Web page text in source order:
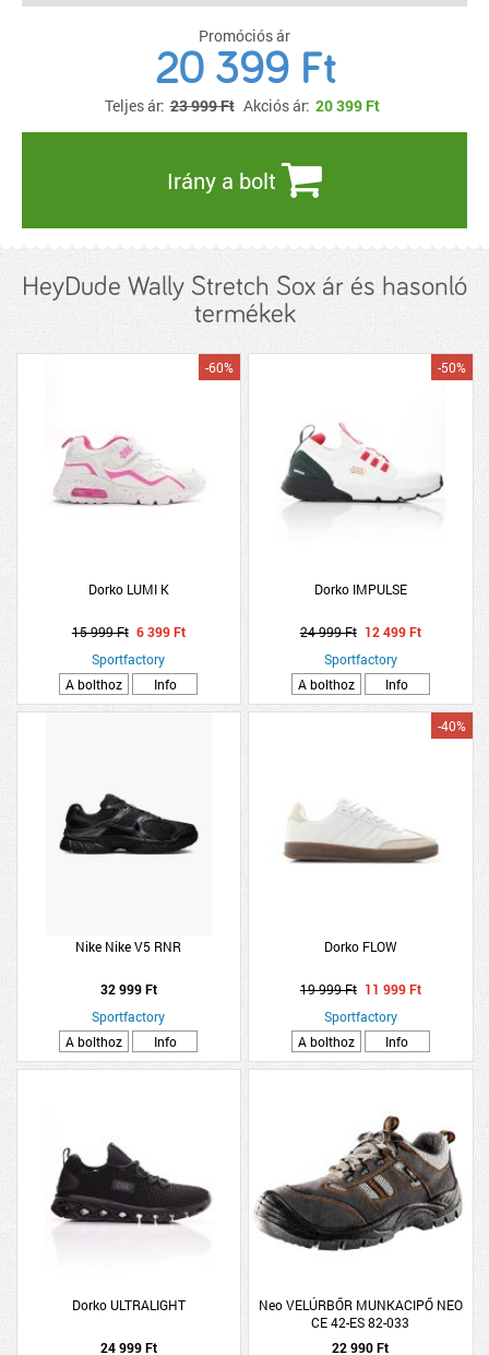
Promóciós ár
20 399 Ft
Teljes ár: 23 999 Ft Akciós ár: 20 399 Ft
Irány a bolt
HeyDude Wally Stretch Sox ár és hasonló
termékek
Dorko LUMI K
-60%
15 999 Ft 6 399 Ft
Sportfactory
A bolthoz
Info
Dorko IMPULSE
-50%
24 999 Ft 12 499 Ft
Sportfactory
A bolthoz
Info
Nike Nike V5 RNR
32 999 Ft
Sportfactory
A bolthoz
Info
Dorko FLOW
-40%
19 999 Ft 11 999 Ft
Sportfactory
A bolthoz
Info
Dorko ULTRALIGHT
24 999 Ft
Neo VELÚRBŐR MUNKACIPŐ NEO
CE 42-ES 82-033
22 990 Ft